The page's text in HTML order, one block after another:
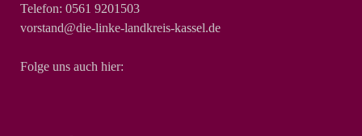
Telefon: 0561 9201503
vorstand@die-linke-landkreis-kassel.de
Folge uns auch hier: